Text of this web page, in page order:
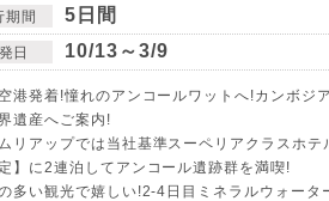
期間 5日間
日 10/13～3/9
港発着!憧れのアンコールワットへ!カンボジ
遺産へご案内!
リアップでは当社基準スーペリアクラスホテ
定】に2連泊してアンコール遺跡群を満喫!
多い観光で嬉しい!2-4日目ミネラルウォータ